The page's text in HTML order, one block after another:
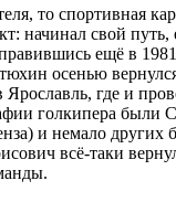
то спортивная
начинал свой путь,
ещё в
осенью
Ярославль, где и
голкипера
и немало других
всё-таки